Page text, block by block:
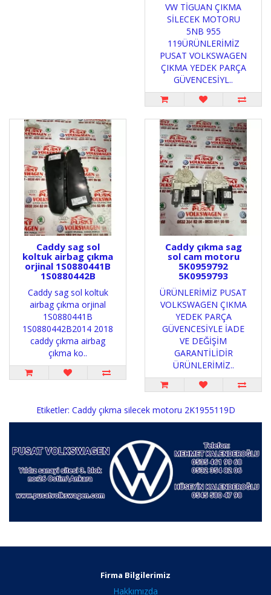
VW TİGUAN ÇIKMA
SİLECEK MOTORU
5NB 955
119ÜRÜNLERİMİZ
PUSAT VOLKSWAGEN
ÇIKMA YEDEK PARÇA
GÜVENCESİYL..
Caddy sag sol
koltuk airbag çıkma
orjinal 1S0880441B
1S0880442B
Caddy sag sol koltuk
airbag çıkma orjinal
1S0880441B
1S0880442B2014 2018
caddy çıkma airbag
çıkma ko..
Caddy çıkma sag
sol cam motoru
5K0959792
5K0959793
ÜRÜNLERİMİZ PUSAT
VOLKSWAGEN ÇIKMA
YEDEK PARÇA
GÜVENCESİYLE İADE
VE DEĞİŞİM
GARANTİLİDİR
ÜRÜNLERİMİZ..
Etiketler: Caddy çıkma silecek motoru 2K1955119D
Firma Bilgilerimiz
Hakkımızda